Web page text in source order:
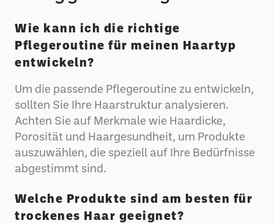
Wie kann ich die richtige
Pflegeroutine für meinen Haartyp
entwickeln?
Um die passende Pflegeroutine zu entwickeln,
sollten Sie Ihre Haarstruktur analysieren.
Achten Sie auf Merkmale wie Haardicke,
Porosität und Haargesundheit, um Produkte
auszuwählen, die speziell auf Ihre Bedürfnisse
abgestimmt sind.
Welche Produkte sind am besten für
trockenes Haar geeignet?